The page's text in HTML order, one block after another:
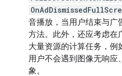
音播放，当用户结束与广
方法。此外，还应考虑在
大量资源的计算任务，例
用户不会遇到图像无响应
象。